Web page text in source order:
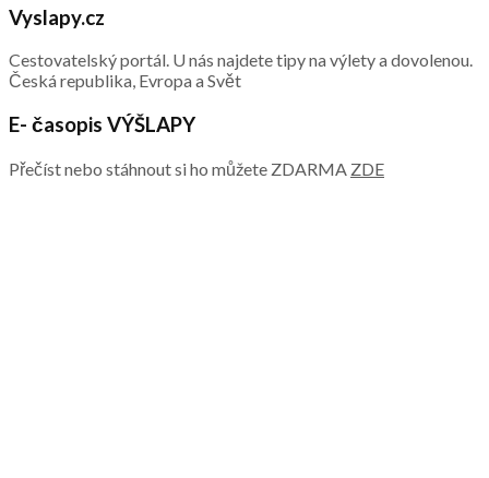
Vyslapy.cz
Cestovatelský portál. U nás najdete tipy na výlety a dovolenou.
Česká republika, Evropa a Svět
E- časopis VÝŠLAPY
Přečíst nebo stáhnout si ho můžete ZDARMA ZDE